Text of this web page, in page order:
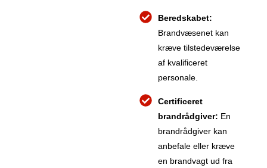
Beredskabet:
Brandvæsenet kan
kræve tilstedeværelse
af kvalificeret
personale.
Certificeret
brandrådgiver: En
brandrådgiver kan
anbefale eller kræve
en brandvagt ud fra